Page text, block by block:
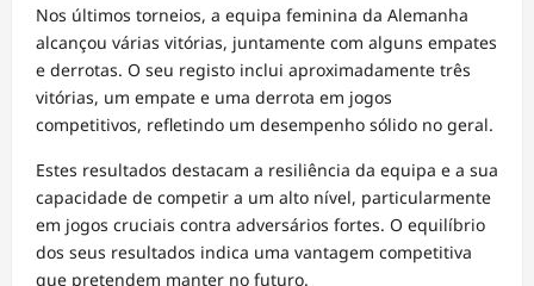
Nos últimos torneios, a equipa feminina da Alemanha
alcançou várias vitórias, juntamente com alguns empates
e derrotas. O seu registo inclui aproximadamente três
vitórias, um empate e uma derrota em jogos
competitivos, refletindo um desempenho sólido no geral.
Estes resultados destacam a resiliência da equipa e a sua
capacidade de competir a um alto nível, particularmente
em jogos cruciais contra adversários fortes. O equilíbrio
dos seus resultados indica uma vantagem competitiva
que pretendem manter no futuro.